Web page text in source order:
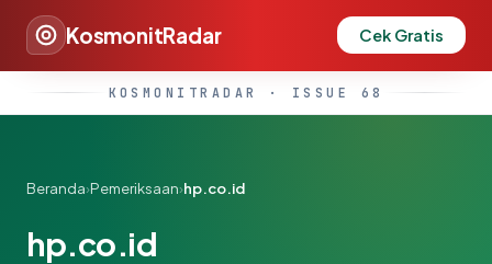
KosmonitRadar Cek Gratis
KOSMONITRADAR · ISSUE 68
Beranda›Pemeriksaan›hp.co.id
hp.co.id